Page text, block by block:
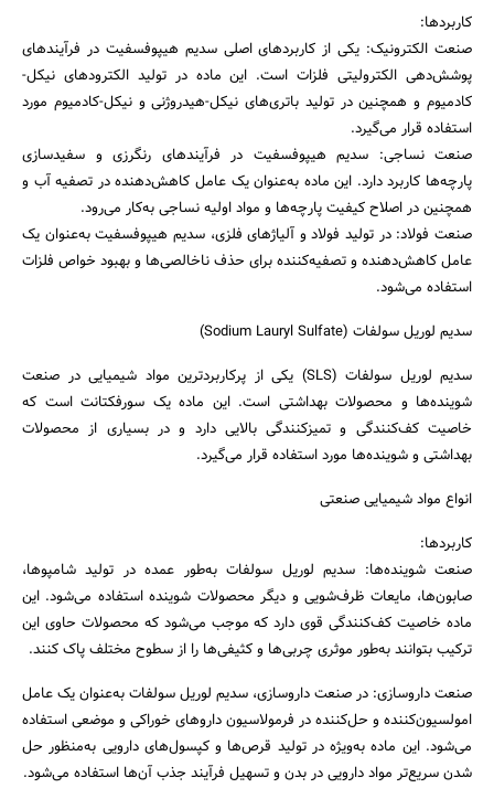
کاربردها:
صنعت الکترونیک: یکی از کاربردهای اصلی سدیم هیپوفسفیت در فرآیندهای
پوشش‌دهی الکترولیتی فلزات است. این ماده در تولید الکترودهای نیکل-
کادمیوم و همچنین در تولید باتری‌های نیکل-هیدروژنی و نیکل-کادمیوم مورد
استفاده قرار می‌گیرد.
صنعت نساجی: سدیم هیپوفسفیت در فرآیندهای رنگرزی و سفیدسازی
پارچه‌ها کاربرد دارد. این ماده به‌عنوان یک عامل کاهش‌دهنده در تصفیه آب و
همچنین در اصلاح کیفیت پارچه‌ها و مواد اولیه نساجی به‌کار می‌رود.
صنعت فولاد: در تولید فولاد و آلیاژهای فلزی، سدیم هیپوفسفیت به‌عنوان یک
عامل کاهش‌دهنده و تصفیه‌کننده برای حذف ناخالصی‌ها و بهبود خواص فلزات
استفاده می‌شود.
سدیم لوریل سولفات (Sodium Lauryl Sulfate)
سدیم لوریل سولفات (SLS) یکی از پرکاربردترین مواد شیمیایی در صنعت
شوینده‌ها و محصولات بهداشتی است. این ماده یک سورفکتانت است که
خاصیت کف‌کنندگی و تمیزکنندگی بالایی دارد و در بسیاری از محصولات
بهداشتی و شوینده‌ها مورد استفاده قرار می‌گیرد.
انواع مواد شیمیایی صنعتی
کاربردها:
صنعت شوینده‌ها: سدیم لوریل سولفات به‌طور عمده در تولید شامپوها،
صابون‌ها، مایعات ظرف‌شویی و دیگر محصولات شوینده استفاده می‌شود. این
ماده خاصیت کف‌کنندگی قوی دارد که موجب می‌شود که محصولات حاوی این
ترکیب بتوانند به‌طور موثری چربی‌ها و کثیفی‌ها را از سطوح مختلف پاک کنند.
صنعت داروسازی: در صنعت داروسازی، سدیم لوریل سولفات به‌عنوان یک عامل
امولسیون‌کننده و حل‌کننده در فرمولاسیون داروهای خوراکی و موضعی استفاده
می‌شود. این ماده به‌ویژه در تولید قرص‌ها و کپسول‌های دارویی به‌منظور حل
شدن سریع‌تر مواد دارویی در بدن و تسهیل فرآیند جذب آن‌ها استفاده می‌شود.